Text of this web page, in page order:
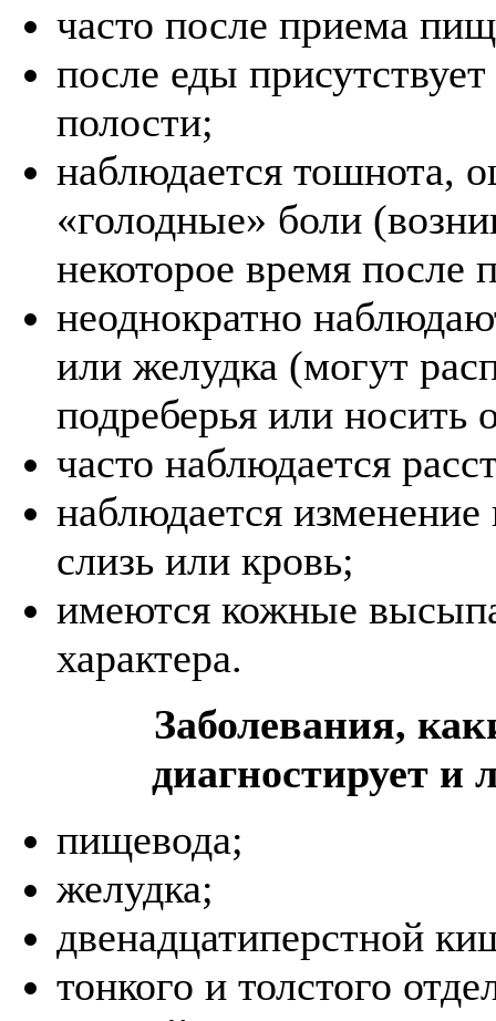
часто после приема
после еды
полости;
наблюдается тошнота,
«голодные» боли
некоторое время
неоднократно
или желудка (могут
подреберья или
часто наблюдается
наблюдается изменение
слизь или кровь;
имеются кожные
характера.
Заболевания,
диагностирует и
пищевода;
желудка;
двенадцатиперстной
тонкого и толстого